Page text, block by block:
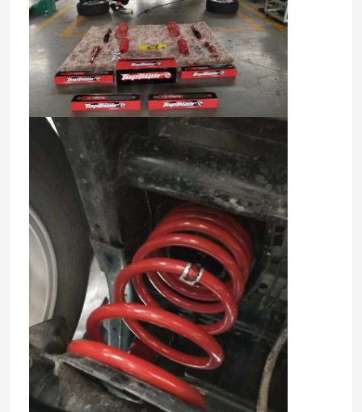
Over ons
Fabriekstocht
Kwaliteitscontrole
Neem contact met ons op
Nieuws
Vraag een offerte
Regelbare GasSchokbrekers
De Schokbreker van de schuimcel